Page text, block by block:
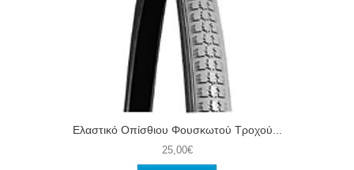
Ελαστικό Οπίσθιου Φουσκωτού Τροχού...
25,00€